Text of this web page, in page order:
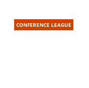
CONFERENCE LEAGUE